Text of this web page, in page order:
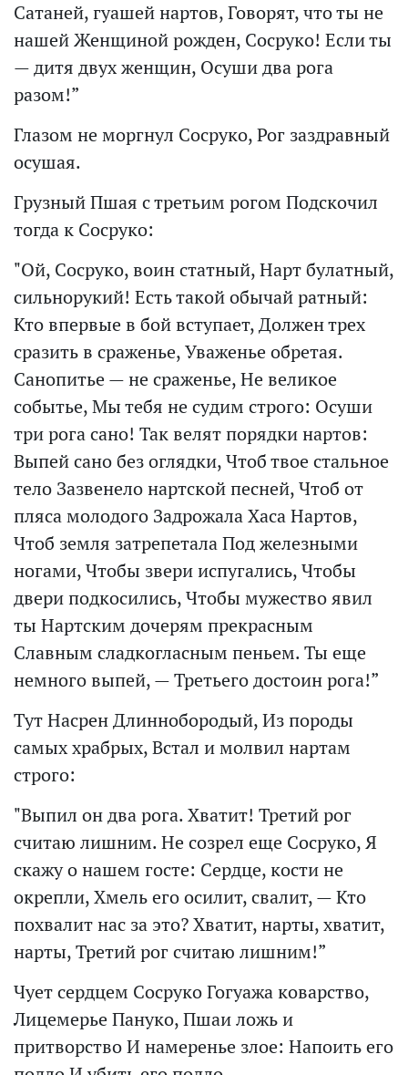
Сатаней, гуашей нартов, Говорят, что ты не
нашей Женщиной рожден, Сосруко! Если ты
— дитя двух женщин, Осуши два рога
разом!”
Глазом не моргнул Сосруко, Рог заздравный
осушая.
Грузный Пшая с третьим рогом Подскочил
тогда к Сосруко:
"Ой, Сосруко, воин статный, Нарт булатный,
сильнорукий! Есть такой обычай ратный:
Кто впервые в бой вступает, Должен трех
сразить в сраженье, Уваженье обретая.
Санопитье — не сраженье, Не великое
событье, Мы тебя не судим строго: Осуши
три рога сано! Так велят порядки нартов:
Выпей сано без оглядки, Чтоб твое стальное
тело Зазвенело нартской песней, Чтоб от
пляса молодого Задрожала Хаса Нартов,
Чтоб земля затрепетала Под железными
ногами, Чтобы звери испугались, Чтобы
двери подкосились, Чтобы мужество явил
ты Нартским дочерям прекрасным
Славным сладкогласным пеньем. Ты еще
немного выпей, — Третьего достоин рога!”
Тут Насрен Длиннобородый, Из породы
самых храбрых, Встал и молвил нартам
строго:
"Выпил он два рога. Хватит! Третий рог
считаю лишним. Не созрел еще Сосруко, Я
скажу о нашем госте: Сердце, кости не
окрепли, Хмель его осилит, свалит, — Кто
похвалит нас за это? Хватит, нарты, хватит,
нарты, Третий рог считаю лишним!”
Чует сердцем Сосруко Гогуажа коварство,
Лицемерье Пануко, Пшаи ложь и
притворство И намеренье злое: Напоить его